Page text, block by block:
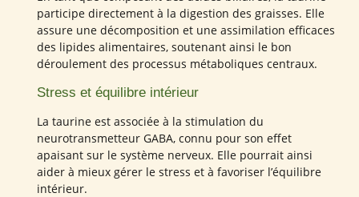
participe directement à la digestion des graisses. Elle
assure une décomposition et une assimilation efficaces
des lipides alimentaires, soutenant ainsi le bon
déroulement des processus métaboliques centraux.
Stress et équilibre intérieur
La taurine est associée à la stimulation du
neurotransmetteur GABA, connu pour son effet
apaisant sur le système nerveux. Elle pourrait ainsi
aider à mieux gérer le stress et à favoriser l’équilibre
intérieur.